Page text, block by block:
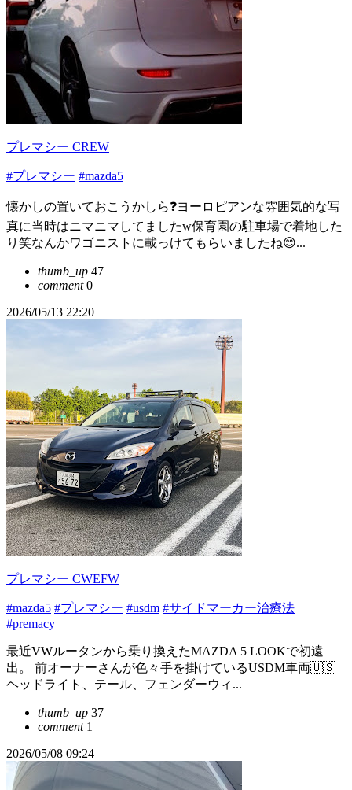
プレマシー CREW
#プレマシー #mazda5
懐かしの置いておこうかしら❓ヨーロピアンな雰囲気的な写
真に当時はニマニマしてましたw保育園の駐車場で着地した
り笑なんかワゴニストに載っけてもらいましたね😊...
thumb_up 47
comment0
2026/05/13 22:20
プレマシー CWEFW
#mazda5 #プレマシー #usdm #サイドマーカー治療法
#premacy
最近VWルータンから乗り換えたMAZDA 5 LOOKで初遠
出。 前オーナーさんが色々手を掛けているUSDM車両🇺🇸
ヘッドライト、テール、フェンダーウィ...
thumb_up 37
comment1
2026/05/08 09:24